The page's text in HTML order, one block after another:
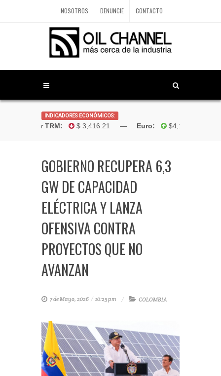
NOSOTROS DENUNCIE CONTACTO
INDICADORES ECONÓMICOS:
Dólar TRM: $ 3,416.21 —Euro: $4,181.96 —
GOBIERNO RECUPERA 6,3
GW DE CAPACIDAD
ELÉCTRICA Y LANZA
OFENSIVA CONTRA
PROYECTOS QUE NO
AVANZAN
7 de Mayo, 2026 / 10:25 pm COLOMBIA